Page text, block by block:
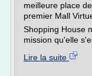
meilleure place
premier Mall
Shopping House
mission qu'elle
Lire la suite